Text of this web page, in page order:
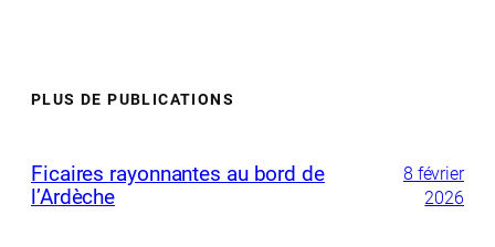
PLUS DE PUBLICATIONS
Ficaires rayonnantes au bord de
l’Ardèche
8 février
2026